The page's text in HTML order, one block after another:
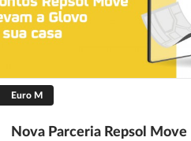
Euro M
Nova Parceria Repsol Move